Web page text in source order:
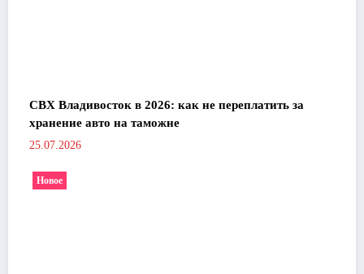
СВХ Владивосток в 2026: как не переплатить за
хранение авто на таможне
25.07.2026
Новое